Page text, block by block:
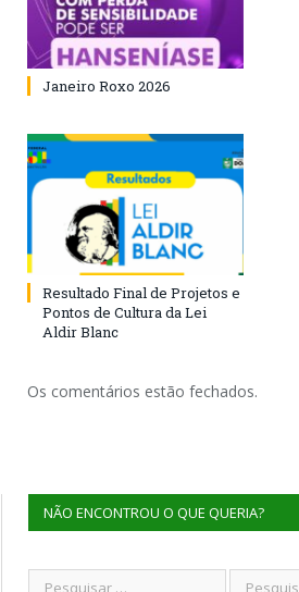
Janeiro Roxo 2026
Resultado Final de Projetos e
Pontos de Cultura da Lei
Aldir Blanc
Os comentários estão fechados.
NÃO ENCONTROU O QUE QUERIA?